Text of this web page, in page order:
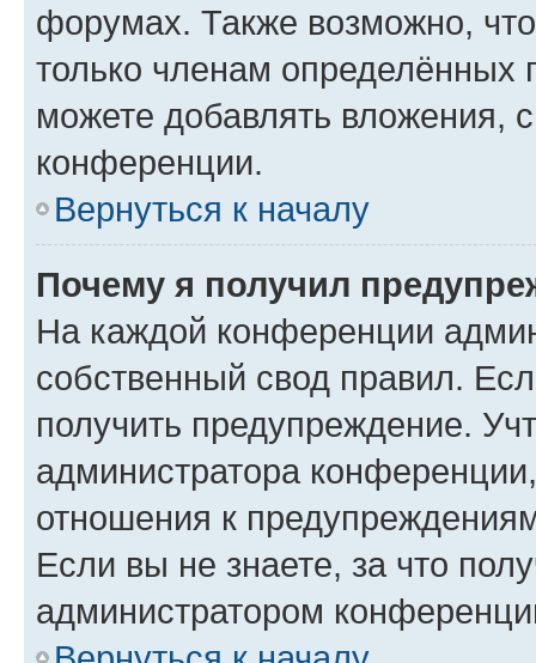
форумах. Также возможно,
только членам определённых
можете добавлять вложения,
конференции.
Вернуться к началу
Почему я получил
На каждой конференции
собственный свод правил.
получить предупреждение.
администратора
отношения к
Если вы не знаете, за что
администратором